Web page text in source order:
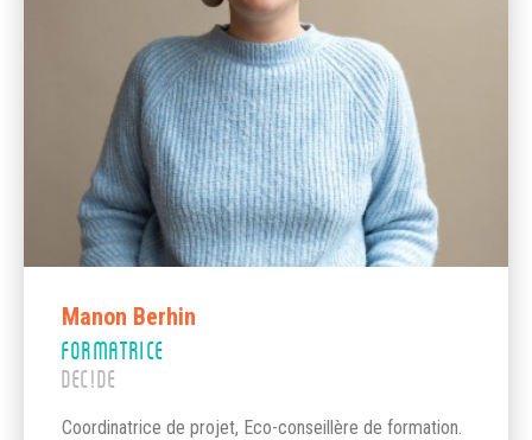
Manon Berhin
FORMATRICE
DEC!DE
Coordinatrice de projet, Eco-conseillère de formation.